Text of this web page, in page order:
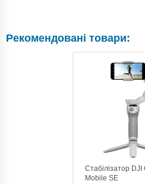
Рекомендовані товари:
Стабілізатор DJI
Mobile SE